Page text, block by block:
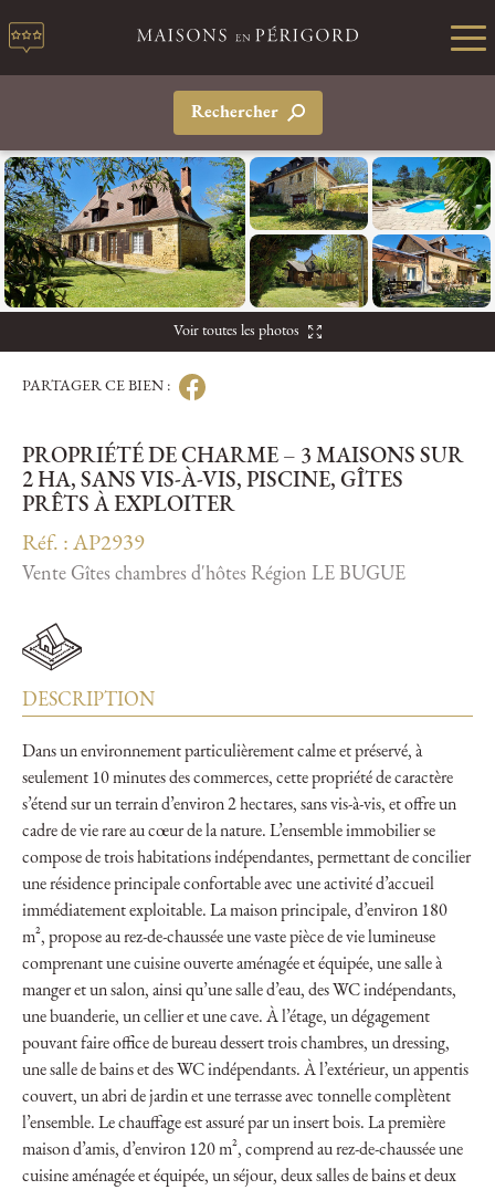
Rechercher
Voir toutes les photos
PARTAGER CE BIEN :
PROPRIÉTÉ DE CHARME – 3 MAISONS SUR
2 HA, SANS VIS-À-VIS, PISCINE, GÎTES
PRÊTS À EXPLOITER
Réf. : AP2939
Vente Gîtes chambres d'hôtes Région LE BUGUE
DESCRIPTION
Dans un environnement particulièrement calme et préservé, à
seulement 10 minutes des commerces, cette propriété de caractère
s’étend sur un terrain d’environ 2 hectares, sans vis-à-vis, et offre un
cadre de vie rare au cœur de la nature. L’ensemble immobilier se
compose de trois habitations indépendantes, permettant de concilier
une résidence principale confortable avec une activité d’accueil
immédiatement exploitable. La maison principale, d’environ 180
m², propose au rez-de-chaussée une vaste pièce de vie lumineuse
comprenant une cuisine ouverte aménagée et équipée, une salle à
manger et un salon, ainsi qu’une salle d’eau, des WC indépendants,
une buanderie, un cellier et une cave. À l’étage, un dégagement
pouvant faire office de bureau dessert trois chambres, un dressing,
une salle de bains et des WC indépendants. À l’extérieur, un appentis
couvert, un abri de jardin et une terrasse avec tonnelle complètent
l’ensemble. Le chauffage est assuré par un insert bois. La première
maison d’amis, d’environ 120 m², comprend au rez-de-chaussée une
cuisine aménagée et équipée, un séjour, deux salles de bains et deux